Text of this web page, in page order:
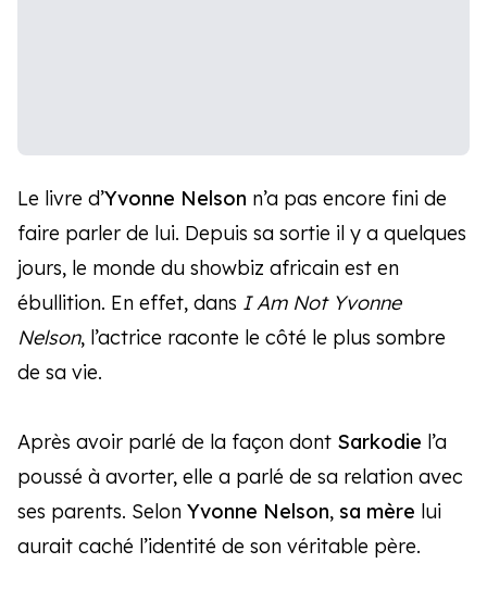
Le livre d’Yvonne Nelson n’a pas encore fini de
faire parler de lui. Depuis sa sortie il y a quelques
jours, le monde du showbiz africain est en
ébullition. En effet, dans I Am Not Yvonne
Nelson, l’actrice raconte le côté le plus sombre
de sa vie.
Après avoir parlé de la façon dont Sarkodie l’a
poussé à avorter, elle a parlé de sa relation avec
ses parents. Selon Yvonne Nelson, sa mère lui
aurait caché l’identité de son véritable père.